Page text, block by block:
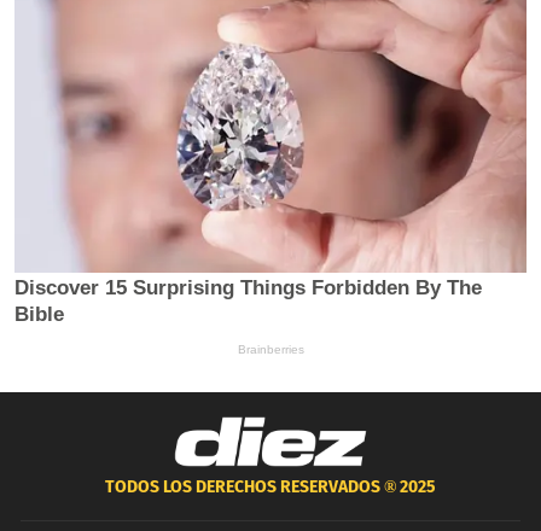
TODOS LOS DERECHOS RESERVADOS ®2025